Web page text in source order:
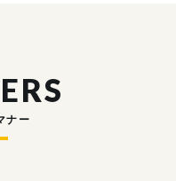
ナー